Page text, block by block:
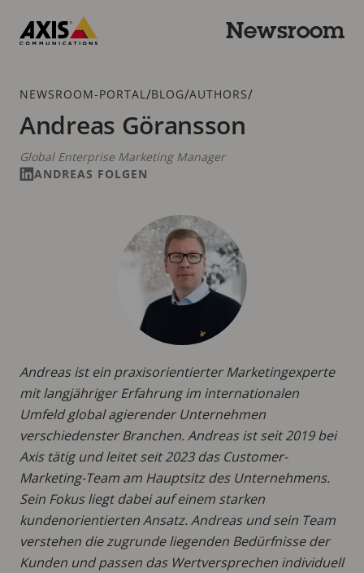
Hauptinhalt
springen
Newsroom
Breadcrumb
NEWSROOM-PORTAL /BLOG/AUTHORS/
Andreas Göransson
Andreas ist ein praxisorientierter Marketingexperte
mit langjähriger Erfahrung im internationalen
Umfeld global agierender Unternehmen
verschiedenster Branchen. Andreas ist seit 2019 bei
Axis tätig und leitet seit 2023 das Customer-
Marketing-Team am Hauptsitz des Unternehmens.
Sein Fokus liegt dabei auf einem starken
kundenorientierten Ansatz. Andreas und sein Team
verstehen die zugrunde liegenden Bedürfnisse der
Kunden und passen das Wertversprechen individuell
Global Enterprise Marketing Manager
ANDREAS FOLGEN